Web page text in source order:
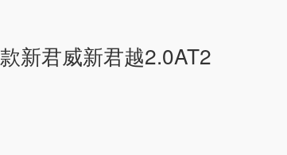
新君威新君越2.0AT2